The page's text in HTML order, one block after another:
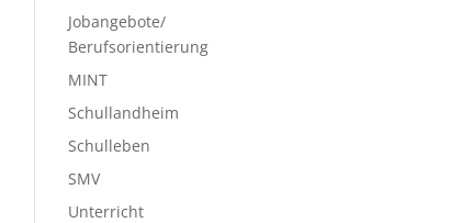
Jobangebote/
Berufsorientierung
MINT
Schullandheim
Schulleben
SMV
Unterricht